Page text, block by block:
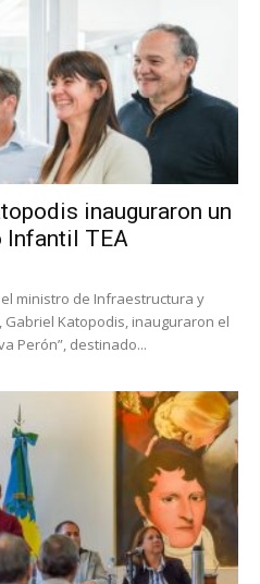
inauguraron un
Infantil TEA
ministro de Infraestructura y
Katopodis, inauguraron el
Perón”, destinado...